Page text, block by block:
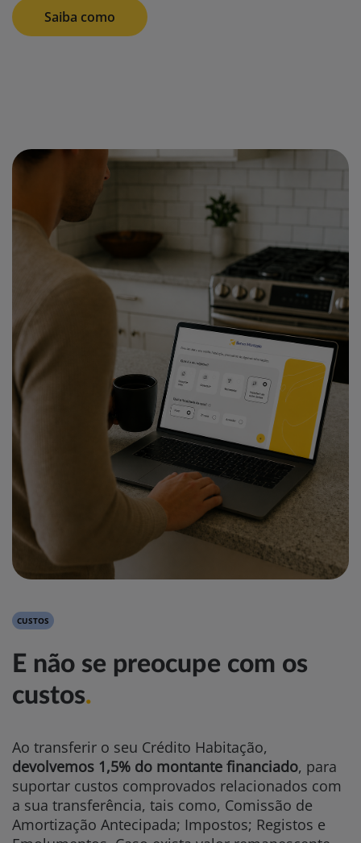
Saiba como
CUSTOS
E não se preocupe com os
custos.
Ao transferir o seu Crédito Habitação,
devolvemos 1,5% do montante financiado, para
suportar custos comprovados relacionados com
a sua transferência, tais como, Comissão de
Amortização Antecipada; Impostos; Registos e